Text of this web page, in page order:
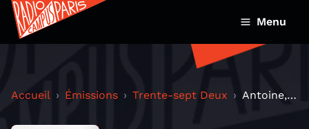
Menu
Accueil Émissions Trente-sept Deux Antoine, technicien funambule